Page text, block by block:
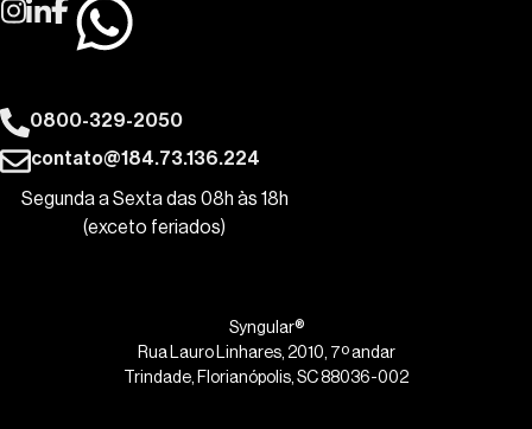
0800-329-2050
contato@184.73.136.224
Segunda a Sexta das 08h às 18h
(exceto feriados)
Syngular®
Rua Lauro Linhares, 2010, 7º andar
Trindade, Florianópolis, SC 88036-002